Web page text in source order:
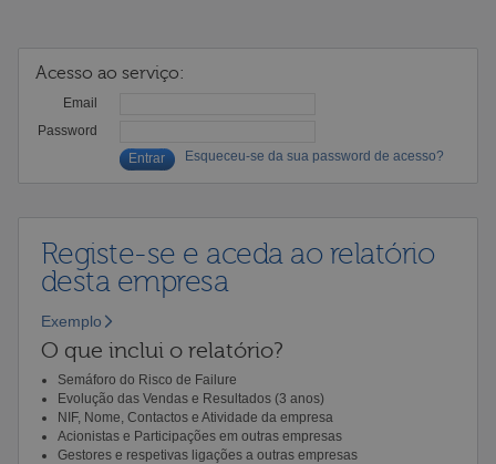
Acesso ao serviço:
Email
Password
Esqueceu-se da sua password de acesso?
Registe-se e aceda ao relatório
desta empresa
Exemplo
O que inclui o relatório?
Semáforo do Risco de Failure
Evolução das Vendas e Resultados (3 anos)
NIF, Nome, Contactos e Atividade da empresa
Acionistas e Participações em outras empresas
Gestores e respetivas ligações a outras empresas